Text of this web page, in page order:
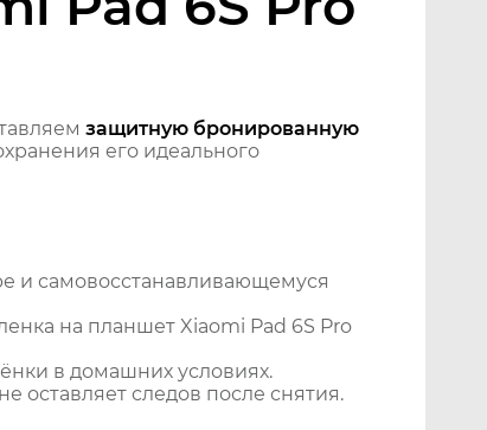
защитную бронированную
его идеального
и самовосстанавливающемуся
на планшет Xiaomi Pad 6S Pro
в домашних условиях.
оставляет следов после снятия.